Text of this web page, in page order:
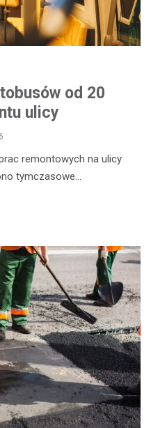
od 20
ulicy
remontowych na ulicy
tymczasowe…